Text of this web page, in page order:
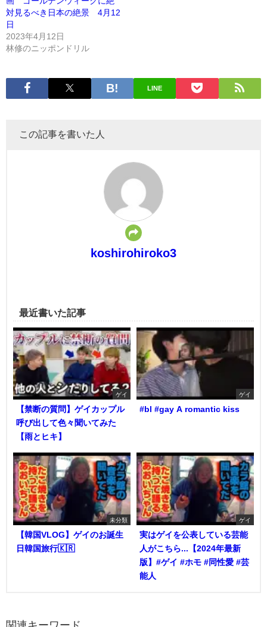
対見るべき日本の絶景 4月12
日
2023年4月12日
林修のニッポンドリル
LINE
この記事を書いた人
koshirohiroko3
最近書いた記事
ゲイ
【禁断の質問】ゲイカップル
呼び出して色々聞いてみた
【雨とヒキ】
ゲイ
#bl #gay A romantic kiss
未分類
【韓国VLOG】ゲイのお誕生
日韓国旅行🇰🇷
ゲイ
実はゲイを公表している芸能
人がこちら...【2024年最新
版】#ゲイ #ホモ #同性愛 #芸
能人